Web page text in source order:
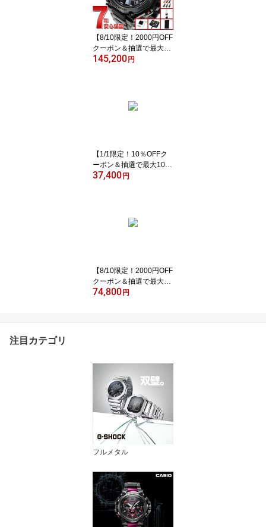
【8/10限定！2000円OFF
クーポン＆抽選で最大1
万ポイントバック】【選
シオ Gショック CASIO
腕時計 メンズ スマート
145,200 円
【1/1限定！10％OFFク
ーポン＆抽選で最大1000
0ptバック】セイコー5 ス
ンズ セイコーファイブ
スポーツ Sports SBSA10
37,400 円
【8/10限定！2000円OFF
クーポン＆抽選で最大1
万ポイントバック】【選
74,800 円
注目カテゴリ
フルメタル